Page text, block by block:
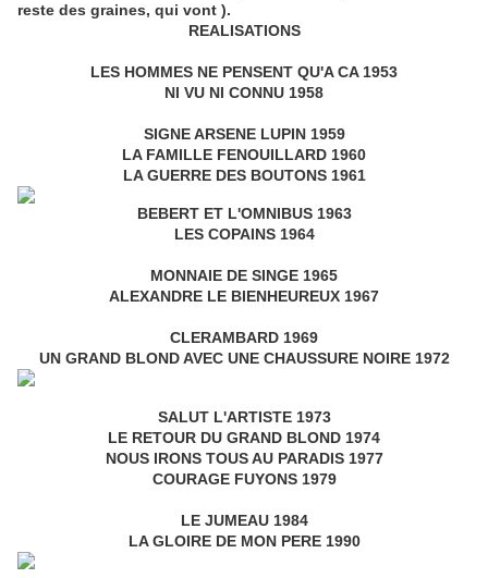
reste des graines, qui vont ).
REALISATIONS
LES HOMMES NE PENSENT QU'A CA 1953
NI VU NI CONNU 1958
SIGNE ARSENE LUPIN 1959
LA FAMILLE FENOUILLARD 1960
LA GUERRE DES BOUTONS 1961
BEBERT ET L'OMNIBUS 1963
LES COPAINS 1964
MONNAIE DE SINGE 1965
ALEXANDRE LE BIENHEUREUX 1967
CLERAMBARD 1969
UN GRAND BLOND AVEC UNE CHAUSSURE NOIRE 1972
SALUT L'ARTISTE 1973
LE RETOUR DU GRAND BLOND 1974
NOUS IRONS TOUS AU PARADIS 1977
COURAGE FUYONS 1979
LE JUMEAU 1984
LA GLOIRE DE MON PERE 1990